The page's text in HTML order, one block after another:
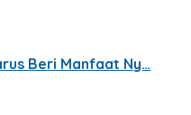
Beri Manfaat Ny…